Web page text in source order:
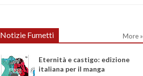
Notizie Fumetti More »
Eternità e castigo: edizione
italiana per il manga